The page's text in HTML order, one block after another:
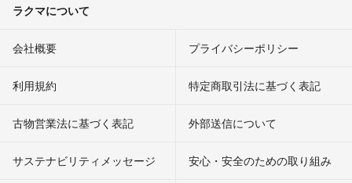
ラクマについて
会社概要 プライバシーポリシー
利用規約 特定商取引法に基づく表記
古物営業法に基づく表記 外部送信について
サステナビリティメッセージ 安心・安全のための取り組み